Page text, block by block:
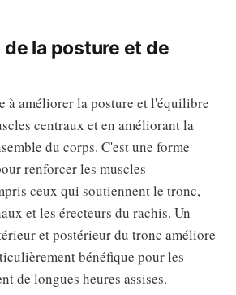
la posture et de
à améliorer la posture et l'équilibre
centraux et en améliorant la
du corps. C'est une forme
renforcer les muscles
ceux qui soutiennent le tronc,
et les érecteurs du rachis. Un
et postérieur du tronc améliore
bénéfique pour les
de longues heures assises.